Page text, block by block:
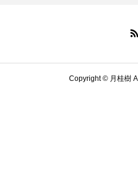
Copyright © 月桂樹